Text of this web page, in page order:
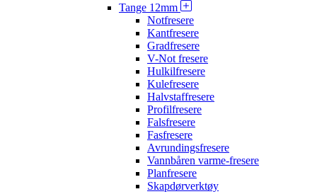
Tange 12mm
Notfresere
Kantfresere
Gradfresere
V-Not fresere
Hulkilfresere
Kulefresere
Halvstaffresere
Profilfresere
Falsfresere
Fasfresere
Avrundingsfresere
Vannbåren varme-fresere
Planfresere
Skapdørverktøy